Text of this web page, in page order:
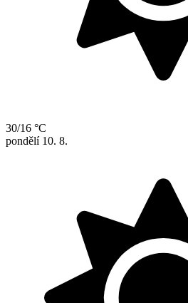
30/16 °C
pondělí 10. 8.